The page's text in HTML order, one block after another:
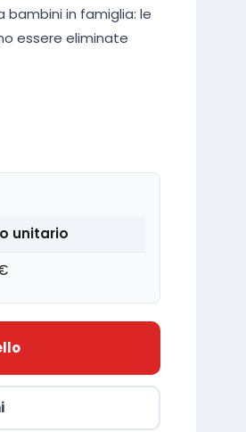
in famiglia: le
essere eliminate
unitario